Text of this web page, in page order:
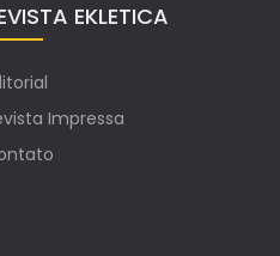
EKLETICA
Impressa